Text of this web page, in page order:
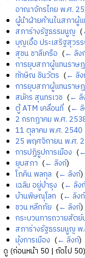
อาณาจักรไทย พ.ศ.
ผู้นำฝ่ายค้านในสภาผู้
สภาร่างรัฐธรรมนูญ (
บุญเอื้อ ประเสริฐสุวร
สุชน ชาลีเครือ (← ลิง
การยุบสภาผู้แทนราษ
ทักษิณ ชินวัตร (← ลิ
การยุบสภาผู้แทนราษ
สมัคร สุนทรเวช (← ลิ
ตู้ ATM เคลื่อนที่ (←
2 กรกฎาคม พ.ศ.
11 ตุลาคม พ.ศ. 2540
25 พฤศจิกายน พ.ศ.
การปฏิรูปการเมือง (
ยุบสภา (← ลิงก์)
โภคิน พลกุล (← ลิงก์)
เฉลิม อยู่บำรุง (← ลิง
บ้านพิษณุโลก (← ลิงก์
ชวน หลีกภัย (← ลิงก์)
กระบวนการถวายสัต
สภาร่างรัฐธรรมนูญ
มุ้งการเมือง (← ลิงก์)
ดู (ก่อนหน้า 50 | ถัดไป 50